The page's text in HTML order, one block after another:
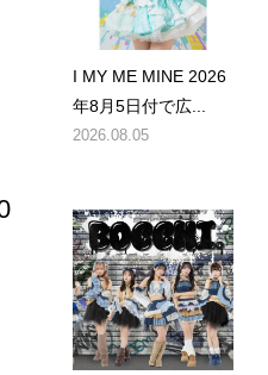
I MY ME MINE 2026
年8月5日付で広...
2026.08.05